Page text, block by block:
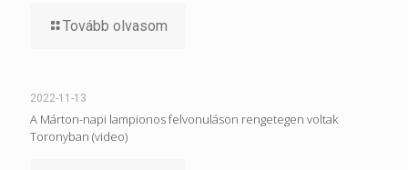
Tovább olvasom
2022-11-13
A Márton-napi lampionos felvonuláson rengetegen voltak
Toronyban (video)